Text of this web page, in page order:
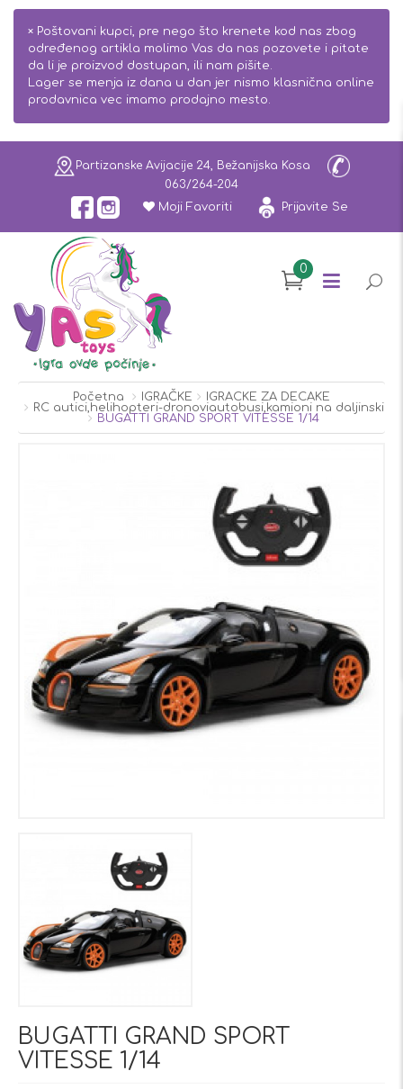
× Poštovani kupci, pre nego što krenete kod nas zbog
određenog artikla molimo Vas da nas pozovete i pitate
da li je proizvod dostupan, ili nam pišite.
Lager se menja iz dana u dan jer nismo klasnična online
prodavnica vec imamo prodajno mesto.
Partizanske Avijacije 24, Bežanijska Kosa
063/264-204
Moji Favoriti
Prijavite Se
0
Početna IGRAČKE
IGRACKE ZA DECAKE
RC autici,helihopteri-dronoviautobusi,kamioni na daljinski
BUGATTI GRAND SPORT VITESSE 1/14
BUGATTI GRAND SPORT
VITESSE 1/14